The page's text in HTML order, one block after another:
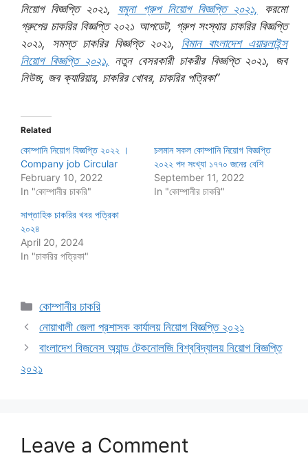
নিয়োগ বিজ্ঞপ্তি ২০২১, যমুনা গ্রুপ নিয়োগ বিজ্ঞপ্তি ২০২১, করমো
গ্রুপের চাকরির বিজ্ঞপ্তি ২০২১ আপডেট, গ্রুপ সংস্থার চাকরির বিজ্ঞপ্তি
২০২১, সমস্ত চাকরির বিজ্ঞপ্তি ২০২১, বিমান বাংলাদেশ এয়ারলাইন্স
নিয়োগ বিজ্ঞপ্তি ২০২১, নতুন বেসরকারী চাকরীর বিজ্ঞপ্তি ২০২১, জব
নিউজ, জব ক্যারিয়ার, চাকরির খোবর, চাকরির পত্রিকা”
Related
কোম্পানি নিয়োগ বিজ্ঞপ্তি ২০২২ ।
Company job Circular
February 10, 2022
In "কোম্পানীর চাকরি"
চলমান সকল কোম্পানি নিয়োগ বিজ্ঞপ্তি
২০২২ পদ সংখ্যা ১৭৭০ জনের বেশি
September 11, 2022
In "কোম্পানীর চাকরি"
সাপ্তাহিক চাকরির খবর পত্রিকা
২০২৪
April 20, 2024
In "চাকরির পত্রিকা"
Categories
কোম্পানীর চাকরি
নোয়াখালী জেলা প্রশাসক কার্যালয় নিয়োগ বিজ্ঞপ্তি ২০২১
বাংলাদেশ বিজনেস অ্যান্ড টেকনোলজি বিশ্ববিদ্যালয় নিয়োগ বিজ্ঞপ্তি
২০২১
Leave a Comment